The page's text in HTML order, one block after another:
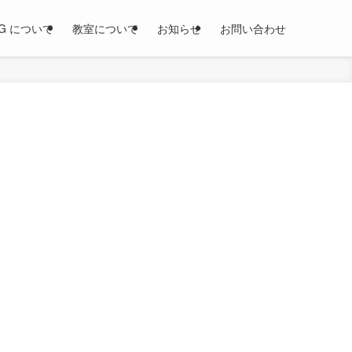
について 教室について お知らせ お問い合わせ